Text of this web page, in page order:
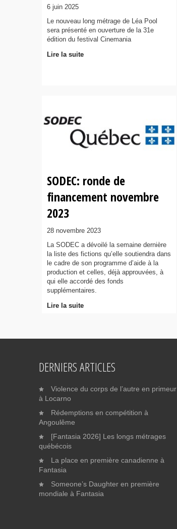
6 juin 2025
Le nouveau long métrage de Léa Pool
sera présenté en ouverture de la 31e
édition du festival Cinemania
Lire la suite
SODEC: ronde de
financement novembre
2023
28 novembre 2023
La SODEC a dévoilé la semaine dernière
la liste des fictions qu’elle soutiendra dans
le cadre de son programme d’aide à la
production et celles, déjà approuvées, à
qui elle accordé des fonds
supplémentaires.
Lire la suite
DERNIERS ARTICLES
Violence du corps de l’autre en primeur
à Locarno
Rédemptions en compétition à
Angoulême
[Fantasia 2026] Les longs métrages
québécois
La place en première canadienne à
Fantasia
Someone’s Daughter en première
mondiale à Fantasia